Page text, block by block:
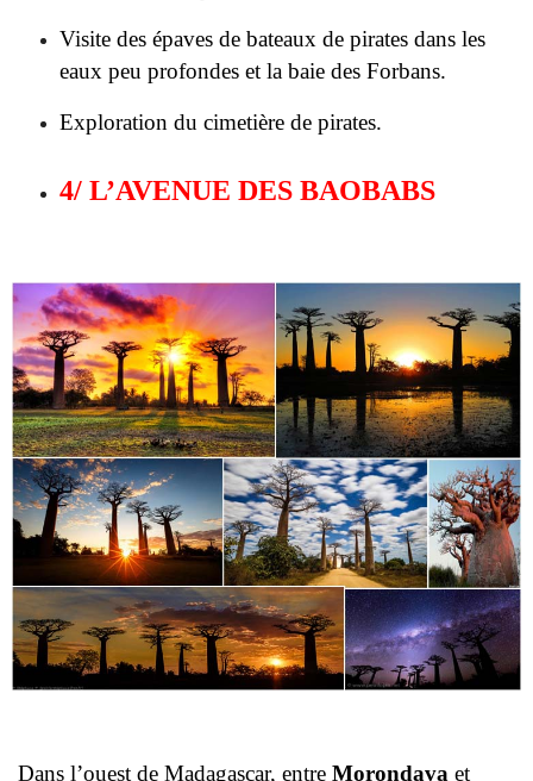
4/ L’AVENUE DES BAOBABS
Dans l’ouest de Madagascar, entreMorondavaet
Adansonia grandidieride 30 mètres qui sont